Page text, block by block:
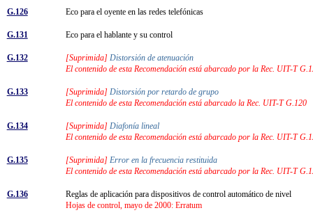
G.126 Eco para el oyente en las redes telefónicas
G.131 Eco para el hablante y su control
G.132 [Suprimida] Distorsión de atenuación
El contenido de esta Recomendación está abarcado por la Rec. UIT-T
G.133 [Suprimida] Distorsión por retardo de grupo
El contenido de esta Recomendación está abarcado la Rec. UIT-T G.120
G.134 [Suprimida] Diafonía lineal
El contenido de esta Recomendación está abarcado por la Rec. UIT-T
G.135 [Suprimida] Error en la frecuencia restituida
El contenido de esta Recomendación está abarcado por la Rec. UIT-T
G.136
Reglas de aplicación para dispositivos de control automático de nivel
Hojas de control, mayo de 2000: Erratum